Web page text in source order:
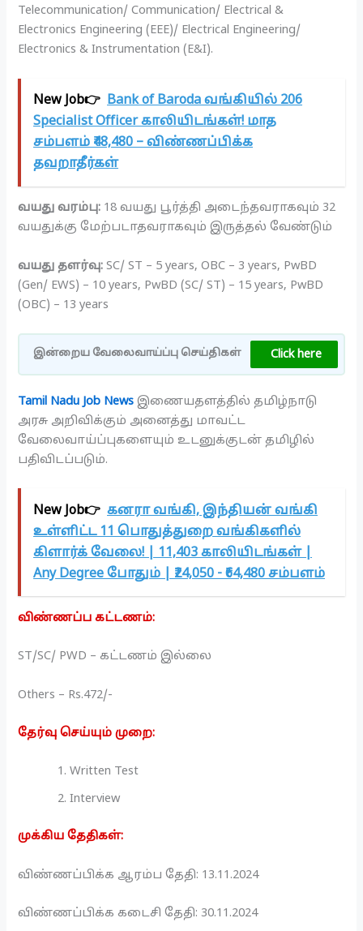
Telecommunication/ Communication/ Electrical &
Electronics Engineering (EEE)/ Electrical Engineering/
Electronics & Instrumentation (E&I).
New Job👉 Bank of Baroda வங்கியில் 206
Specialist Officer காலியிடங்கள்! மாத
சம்பளம் ₹48,480 – விண்ணப்பிக்க
தவறாதீர்கள்
வயது வரம்பு: 18 வயது பூர்த்தி அடைந்தவராகவும் 32
வயதுக்கு மேற்படாதவராகவும் இருத்தல் வேண்டும்
வயது தளர்வு:SC/ ST – 5 years, OBC – 3 years, PwBD
(Gen/ EWS) – 10 years, PwBD (SC/ ST) – 15 years, PwBD
(OBC) – 13 years
இன்றைய வேலைவாய்ப்பு செய்திகள் Click here
Tamil Nadu Job News இணையதளத்தில் தமிழ்நாடு
அரசு அறிவிக்கும் அனைத்து மாவட்ட
வேலைவாய்ப்புகளையும் உடனுக்குடன் தமிழில்
பதிவிடப்படும்.
New Job👉 கனரா வங்கி, இந்தியன் வங்கி
உள்ளிட்ட 11 பொதுத்துறை வங்கிகளில்
கிளார்க் வேலை! | 11,403 காலியிடங்கள் |
Any Degree போதும் | ₹24,050 - ₹64,480 சம்பளம்
விண்ணப்ப கட்டணம்:
ST/SC/ PWD – கட்டணம் இல்லை
Others – Rs.472/-
தேர்வு செய்யும் முறை:
Written Test
Interview
முக்கிய தேதிகள்:
விண்ணப்பிக்க ஆரம்ப தேதி: 13.11.2024
விண்ணப்பிக்க கடைசி தேதி: 30.11.2024